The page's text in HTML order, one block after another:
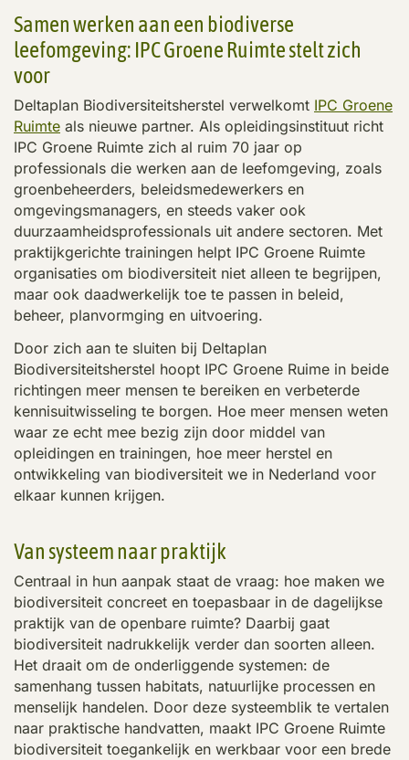
Samen werken aan een biodiverse
leefomgeving: IPC Groene Ruimte stelt zich
voor
Deltaplan Biodiversiteitsherstel verwelkomt IPC Groene
Ruimte als nieuwe partner. Als opleidingsinstituut richt
IPC Groene Ruimte zich al ruim 70 jaar op
professionals die werken aan de leefomgeving, zoals
groenbeheerders, beleidsmedewerkers en
omgevingsmanagers, en steeds vaker ook
duurzaamheidsprofessionals uit andere sectoren. Met
praktijkgerichte trainingen helpt IPC Groene Ruimte
organisaties om biodiversiteit niet alleen te begrijpen,
maar ook daadwerkelijk toe te passen in beleid,
beheer, planvormging en uitvoering.
Door zich aan te sluiten bij Deltaplan
Biodiversiteitsherstel hoopt IPC Groene Ruime in beide
richtingen meer mensen te bereiken en verbeterde
kennisuitwisseling te borgen. Hoe meer mensen weten
waar ze echt mee bezig zijn door middel van
opleidingen en trainingen, hoe meer herstel en
ontwikkeling van biodiversiteit we in Nederland voor
elkaar kunnen krijgen.
Van systeem naar praktijk
Centraal in hun aanpak staat de vraag: hoe maken we
biodiversiteit concreet en toepasbaar in de dagelijkse
praktijk van de openbare ruimte? Daarbij gaat
biodiversiteit nadrukkelijk verder dan soorten alleen.
Het draait om de onderliggende systemen: de
samenhang tussen habitats, natuurlijke processen en
menselijk handelen. Door deze systeemblik te vertalen
naar praktische handvatten, maakt IPC Groene Ruimte
biodiversiteit toegankelijk en werkbaar voor een brede